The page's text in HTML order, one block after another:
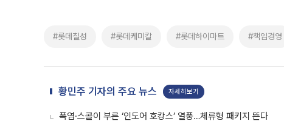
#롯데칠성 #롯데케미칼 #롯데하이마트 #책임경영
황민주 기자의 주요 뉴스 자세히보기
폭염·스콜이 부른 ‘인도어 호캉스’ 열풍…체류형 패키지 뜬다